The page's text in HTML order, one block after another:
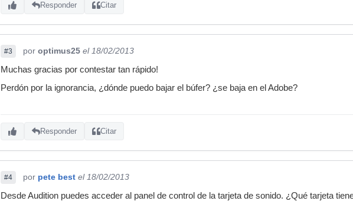
Responder Citar
#3 por optimus25 el 18/02/2013
Muchas gracias por contestar tan rápido!
Perdón por la ignorancia, ¿dónde puedo bajar el búfer? ¿se baja en el Adobe?
Responder Citar
#4 por pete best el 18/02/2013
Desde Audition puedes acceder al panel de control de la tarjeta de sonido. ¿Qué tarjeta